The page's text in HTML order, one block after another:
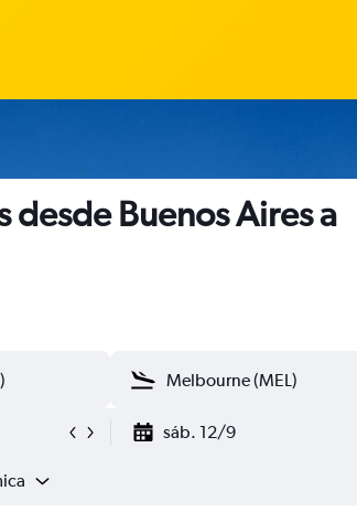
desde Buenos Aires a
sáb. 12/9